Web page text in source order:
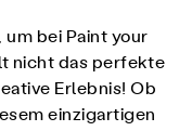
bei Paint your
nicht das perfekte
Erlebnis! Ob
einzigartigen